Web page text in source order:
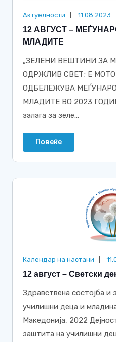
Актуелности 11.08.2023
12 АВГУСТ –
МЛАДИТЕ
„ЗЕЛЕНИ ВЕШТИНИ ЗА
ОДРЖЛИВ СВЕТ; Е
ОДБЕЛЕЖУВА
МЛАДИТЕ ВО 2023
залага за зеле...
Повеќе
Календар на настани
12 август – Светски
Здравствена состојба и
училишни деца и
Македонија, 2022
заштита на училишни